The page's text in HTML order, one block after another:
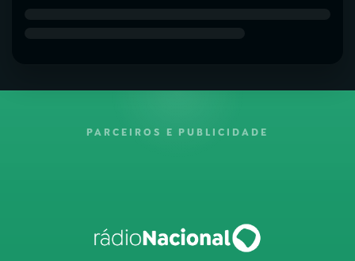
PARCEIROS E PUBLICIDADE